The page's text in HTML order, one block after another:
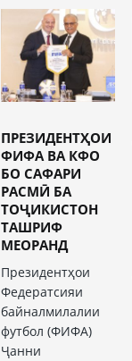
ПРЕЗИДЕНТҲОИ
ФИФА ВА КФО
БО САФАРИ
РАСМӢ БА
ТОҶИКИСТОН
ТАШРИФ
МЕОРАНД
Президентҳои
Федератсияи
байналмилалии
футбол (ФИФА)
Ҷанни